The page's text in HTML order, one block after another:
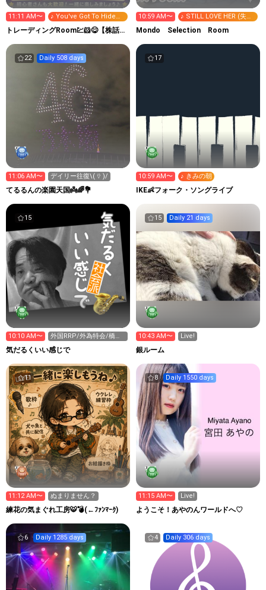
11:11 AM〜
♪ You've Got To Hide
Your Love Away [悲しみ
をぶっとばせ]
トレーディングRoom💹🐹😋【株話】
10:59 AM〜
♪ STILL LOVE HER (失わ
れた風景)
Mondo Selection Room
22 Daily 508 days
11:06 AM〜 デイリー往復\( ⍢ )/
てるるんの楽園天国👼🌈💐
17
10:59 AM〜 ♪ きみの朝
IKE👶フォーク・ソングライブ
15
10:10 AM〜
外国RRP/外為特会/橋本
龍太郎/安倍晋三/円安
気だるくいい感じで
15 Daily 21 days
10:43 AM〜 Live!
銀ルーム
11
11:12 AM〜 ぬまりません？
練花の気まぐれ工房🐯💣(←ﾌｧﾝﾏｰｸ)
8 Daily 1550 days
11:15 AM〜 Live!
ようこそ！あやのんワールドへ♡
6 Daily 1285 days 4 Daily 306 days